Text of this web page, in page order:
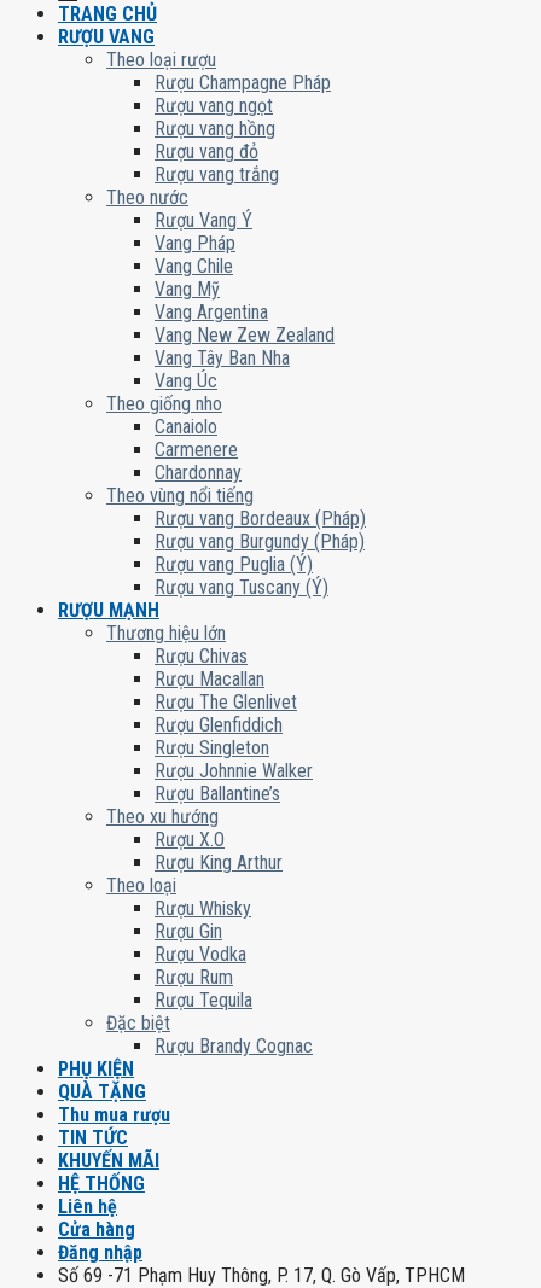
TRANG CHỦ
RƯỢU VANG
Theo loại rượu
Rượu Champagne Pháp
Rượu vang ngọt
Rượu vang hồng
Rượu vang đỏ
Rượu vang trắng
Theo nước
Rượu Vang Ý
Vang Pháp
Vang Chile
Vang Mỹ
Vang Argentina
Vang New Zew Zealand
Vang Tây Ban Nha
Vang Úc
Theo giống nho
Canaiolo
Carmenere
Chardonnay
Theo vùng nổi tiếng
Rượu vang Bordeaux (Pháp)
Rượu vang Burgundy (Pháp)
Rượu vang Puglia (Ý)
Rượu vang Tuscany (Ý)
RƯỢU MẠNH
Thương hiệu lớn
Rượu Chivas
Rượu Macallan
Rượu The Glenlivet
Rượu Glenfiddich
Rượu Singleton
Rượu Johnnie Walker
Rượu Ballantine’s
Theo xu hướng
Rượu X.O
Rượu King Arthur
Theo loại
Rượu Whisky
Rượu Gin
Rượu Vodka
Rượu Rum
Rượu Tequila
Đặc biệt
Rượu Brandy Cognac
PHỤ KIỆN
QUÀ TẶNG
Thu mua rượu
TIN TỨC
KHUYẾN MÃI
HỆ THỐNG
Liên hệ
Cửa hàng
Đăng nhập
Số 69 -71 Phạm Huy Thông, P. 17, Q. Gò Vấp, TPHCM